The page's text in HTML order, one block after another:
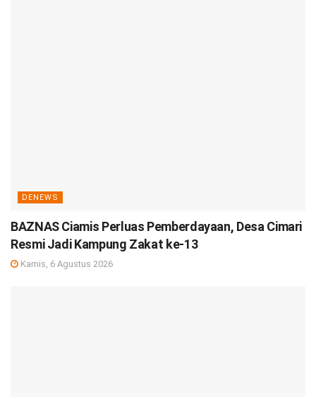
DENEWS
BAZNAS Ciamis Perluas Pemberdayaan, Desa Cimari
Resmi Jadi Kampung Zakat ke-13
Kamis, 6 Agustus 2026